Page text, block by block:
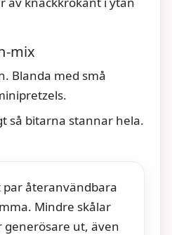
Blanda med små
så bitarna stannar hela.
par återanvändbara
Mindre skålar
generösare ut, även